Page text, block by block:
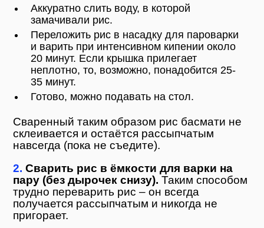
Аккуратно слить воду, в которой
замачивали рис.
Переложить рис в насадку для пароварки
и варить при интенсивном кипении около
20 минут. Если крышка прилегает
неплотно, то, возможно, понадобится 25-
35 минут.
Готово, можно подавать на стол.
Сваренный таким образом рис басмати не
склеивается и остаётся рассыпчатым
навсегда (пока не съедите).
2. Сварить рис в ёмкости для варки на
пару (без дырочек снизу). Таким способом
трудно переварить рис – он всегда
получается рассыпчатым и никогда не
пригорает.